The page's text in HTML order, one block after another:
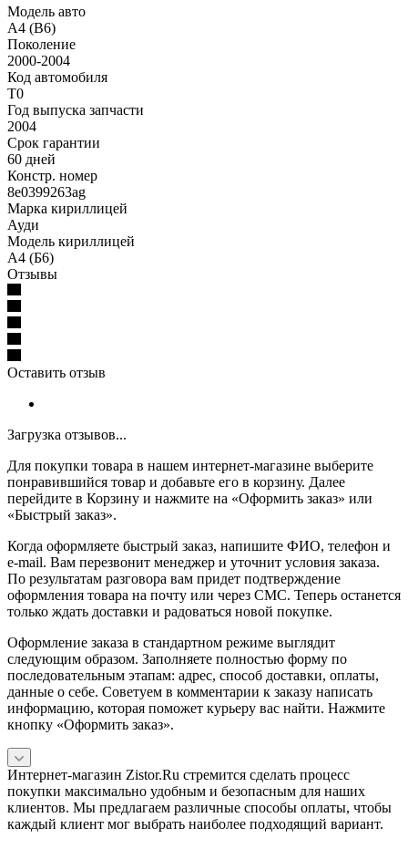
Модель авто
A4 (B6)
Поколение
2000-2004
Код автомобиля
T0
Год выпуска запчасти
2004
Срок гарантии
60 дней
Констр. номер
8e0399263ag
Марка кириллицей
Ауди
Модель кириллицей
А4 (Б6)
Отзывы
Оставить отзыв
Загрузка отзывов...
Для покупки товара в нашем интернет-магазине выберите
понравившийся товар и добавьте его в корзину. Далее
перейдите в Корзину и нажмите на «Оформить заказ» или
«Быстрый заказ».
Когда оформляете быстрый заказ, напишите ФИО, телефон и
e-mail. Вам перезвонит менеджер и уточнит условия заказа.
По результатам разговора вам придет подтверждение
оформления товара на почту или через СМС. Теперь останется
только ждать доставки и радоваться новой покупке.
Оформление заказа в стандартном режиме выглядит
следующим образом. Заполняете полностью форму по
последовательным этапам: адрес, способ доставки, оплаты,
данные о себе. Советуем в комментарии к заказу написать
информацию, которая поможет курьеру вас найти. Нажмите
кнопку «Оформить заказ».
Интернет-магазин Zistor.Ru стремится сделать процесс
покупки максимально удобным и безопасным для наших
клиентов. Мы предлагаем различные способы оплаты, чтобы
каждый клиент мог выбрать наиболее подходящий вариант.